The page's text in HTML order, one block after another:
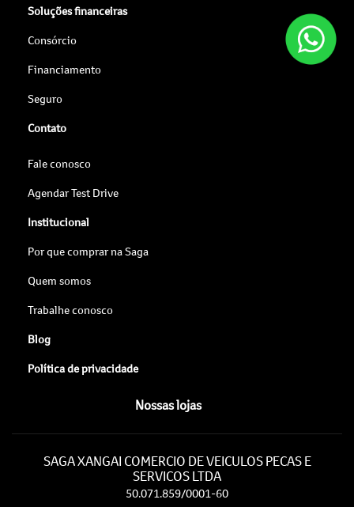
Soluções financeiras
Consórcio
Financiamento
Seguro
Contato
Fale conosco
Agendar Test Drive
Institucional
Por que comprar na Saga
Quem somos
Trabalhe conosco
Blog
Política de privacidade
Nossas lojas
SAGA XANGAI COMERCIO DE VEICULOS PECAS E
SERVICOS LTDA
50.071.859/0001-60